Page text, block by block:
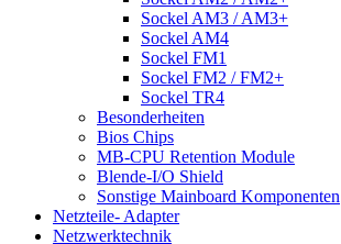
Sockel AM3 / AM3+
Sockel AM4
Sockel FM1
Sockel FM2 / FM2+
Sockel TR4
Besonderheiten
Bios Chips
MB-CPU Retention Module
Blende-I/O Shield
Sonstige Mainboard Komponenten
Netzteile- Adapter
Netzwerktechnik